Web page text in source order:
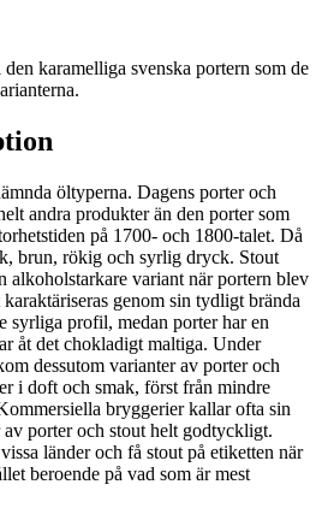
karamelliga svenska portern som de
öltyperna. Dagens porter och
andra produkter än den porter som
på 1700- och 1800-talet. Då
brun, rökig och syrlig dryck. Stout
alkoholstarkare variant när portern blev
genom sin tydligt brända
syrliga profil, medan porter har en
åt det chokladigt maltiga. Under
dessutom varianter av porter och
i doft och smak, först från mindre
bryggerier kallar ofta sin
porter och stout helt godtyckligt.
länder och få stout på etiketten när
beroende på vad som är mest